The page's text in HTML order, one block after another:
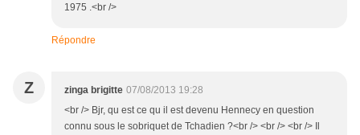
1975 .<br />
Répondre
Z zinga brigitte 07/08/2013 19:28
<br /> Bjr, qu est ce qu il est devenu Hennecy en question
connu sous le sobriquet de Tchadien ?<br /> <br /> <br /> Il